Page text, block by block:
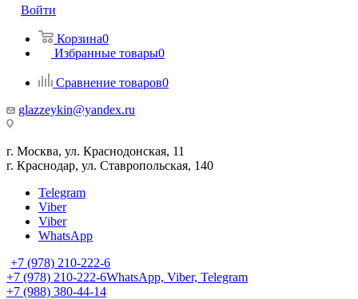
Войти
Корзина0
Избранные товары0
Сравнение товаров0
glazzeykin@yandex.ru
г. Москва, ул. Краснодонская, 11
г. Краснодар, ул. Ставропольская, 140
Telegram
Viber
Viber
WhatsApp
+7 (978) 210-222-6
+7 (978) 210-222-6WhatsApp, Viber, Telegram
+7 (988) 380-44-14